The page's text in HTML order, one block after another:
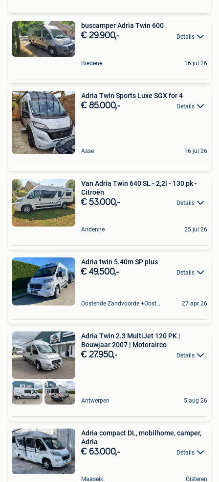
buscamper Adria Twin 600
€ 29.900,- Details
Bredene 16 jul 26
Adria Twin Sports Luxe SGX for 4
€ 85.000,- Details
Asse 16 jul 26
Van Adria Twin 640 SL - 2,2l - 130 pk -
Citroën
€ 53.000,- Details
Andenne 25 jul 26
Adria twin 5.40m SP plus
€ 49.500,- Details
Oostende Zandvoorde +Oostende 27 apr 26
Adria Twin 2.3 MultiJet 120 PK |
Bouwjaar 2007 | Motorairco
€ 27.950,- Details
Antwerpen 5 aug 26
Adria compact DL, mobilhome, camper,
Adria
€ 63.000,- Details
Maaseik Gisteren